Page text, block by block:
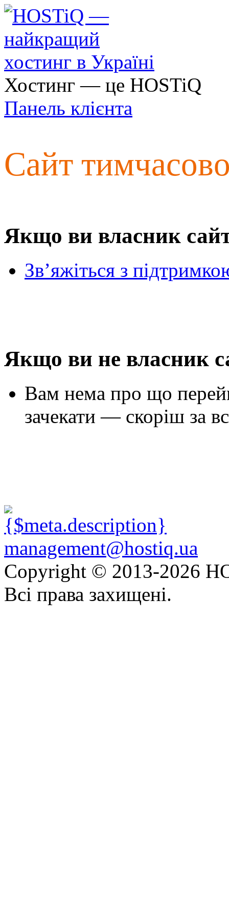
Хостинг — це HOSTiQ
Панель клієнта
Сайт
Якщо ви власник
Зв’яжіться з
Якщо ви не власник
Вам нема про що
зачекати — скоріш за
management@hostiq.ua
Copyright © 2013-2026
Всі права захищені.